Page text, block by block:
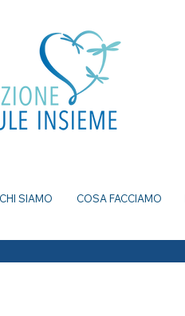
CHI SIAMO COSA FACCIAMO